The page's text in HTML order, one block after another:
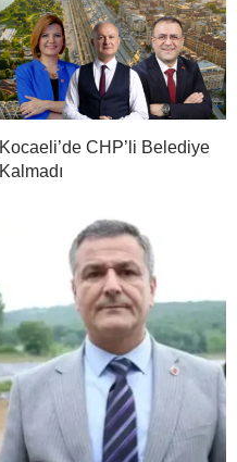
Kocaeli’de CHP’li Belediye
Kalmadı